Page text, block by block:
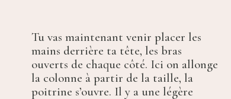
Tu vas maintenant venir placer les
mains derrière ta tête, les bras
ouverts de chaque côté. Ici on allonge
la colonne à partir de la taille, la
poitrine s’ouvre. Il y a une légère